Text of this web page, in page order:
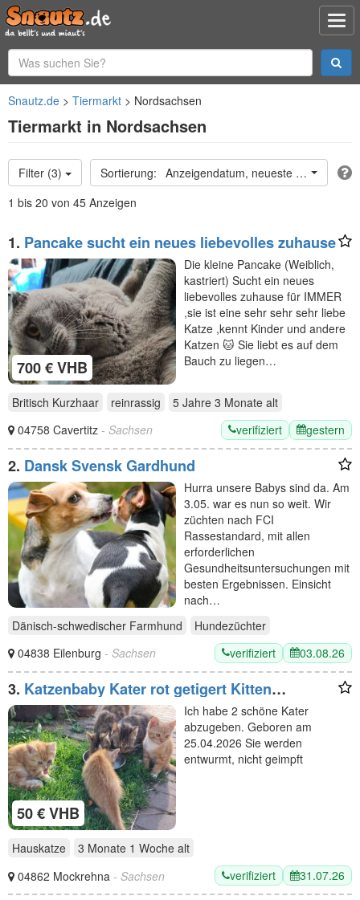
Snautz.de Tiermarkt Nordsachsen
Tiermarkt in Nordsachsen
Filter (3)
Anzeigendatum, neueste oben
1 bis 20 von 45 Anzeigen
1. Pancake sucht ein neues liebevolles zuhause
700 € VHB
Die kleine Pancake (Weiblich,
kastriert) Sucht ein neues
liebevolles zuhause für IMMER
,sie ist eine sehr sehr sehr liebe
Katze ,kennt Kinder und andere
Katzen 🐱 Sie liebt es auf dem
Bauch zu liegen…
Britisch Kurzhaar reinrassig 5 Jahre 3 Monate alt
04758 Cavertitz - Sachsen verifiziert gestern
2. Dansk Svensk Gardhund
Hurra unsere Babys sind da. Am
3.05. war es nun so weit. Wir
züchten nach FCI
Rassestandard, mit allen
erforderlichen
Gesundheitsuntersuchungen mit
besten Ergebnissen. Einsicht
nach…
Dänisch-schwedischer Farmhund
Hundezüchter
04838 Eilenburg - Sachsen verifiziert 03.08.26
3. Katzenbaby Kater rot getigert Kitten
Katzenbabys
50 € VHB
Ich habe 2 schöne Kater
abzugeben. Geboren am
25.04.2026 Sie werden
entwurmt, nicht geimpft
Hauskatze 3 Monate 1 Woche alt
04862 Mockrehna - Sachsen verifiziert 31.07.26